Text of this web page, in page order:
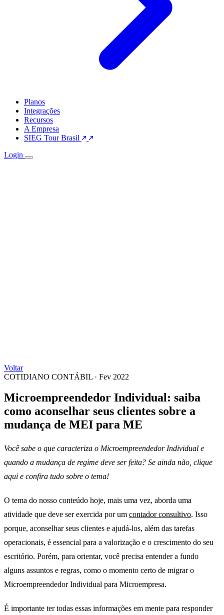
Planos
Integrações
Recursos
A Empresa
SIEG Tour Brasil
Login
Voltar
COTIDIANO CONTÁBIL · Fev 2022
Microempreendedor Individual: saiba
como aconselhar seus clientes sobre a
mudança de MEI para ME
Você sabe o que caracteriza o Microempreendedor Individual e
quando a mudança de regime deve ser feita? Se ainda não, clique
aqui e confira tudo sobre o tema!
O tema do nosso conteúdo hoje, mais uma vez, aborda uma
atividade que deve ser exercida por um contador consultivo. Isso
porque, aconselhar seus clientes e ajudá-los, além das tarefas
operacionais, é essencial para a valorização e o crescimento do seu
escritório. Porém, para orientar, você precisa entender a fundo
alguns assuntos e regras, como o momento certo de migrar o
Microempreendedor Individual para Microempresa.
É importante ter todas essas informações em mente para responder